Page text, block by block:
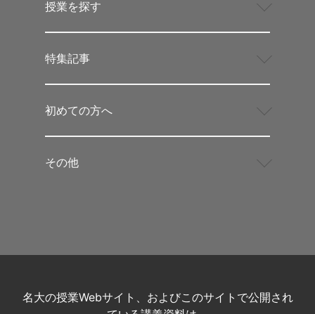
授業を探す
特集記事
初めての方へ
その他
名大の授業Webサイト、およびこのサイトで公開され